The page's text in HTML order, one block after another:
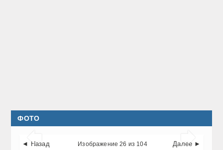
ФОТО
 
◄ Назад Далее ►
Изображение 26 из 104